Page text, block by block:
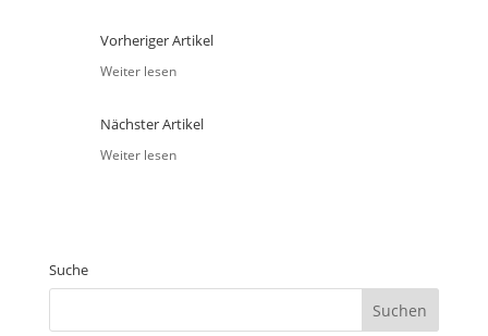
Vorheriger Artikel
Weiter lesen
Nächster Artikel
Weiter lesen
Suche